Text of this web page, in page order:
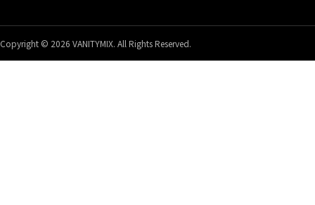
Copyright © 2026 VANITYMIX. All Rights Reserved.